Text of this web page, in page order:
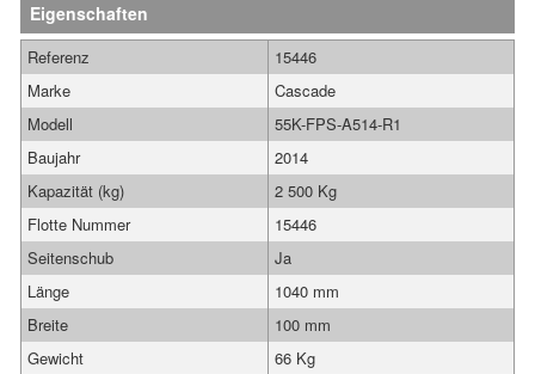
Eigenschaften
Referenz
15446
Marke
Cascade
Modell
55K-FPS-A514-R1
Baujahr
2014
Kapazität (kg)
2 500 Kg
Flotte Nummer
15446
Seitenschub
Ja
Länge
1040 mm
Breite
100 mm
Gewicht
66 Kg